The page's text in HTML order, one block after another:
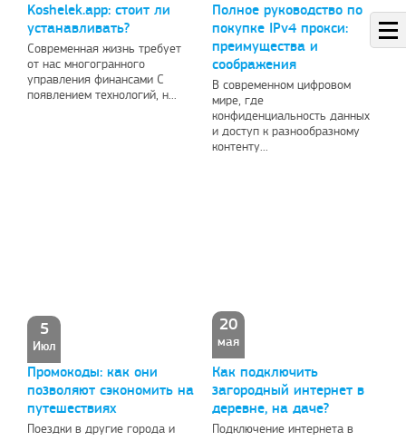
Koshelek.app: стоит ли
устанавливать?
Современная жизнь требует
от нас многогранного
управления финансами С
появлением технологий, н...
Полное руководство по
покупке IPv4 прокси:
преимущества и
соображения
В современном цифровом
мире, где
конфиденциальность данных
и доступ к разнообразному
контенту...
5
Июл
Промокоды: как они
позволяют сэкономить на
путешествиях
Поездки в другие города и
20
мая
Как подключить
загородный интернет в
деревне, на даче?
Подключение интернета в